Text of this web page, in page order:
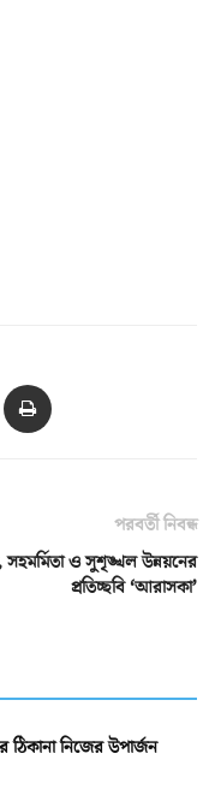
পরবর্তী নিবন্ধ
ও সুশৃঙ্খল উন্নয়নের
প্রতিচ্ছবি ‘আরাসকা’
ঠিকানা নিজের উপার্জন